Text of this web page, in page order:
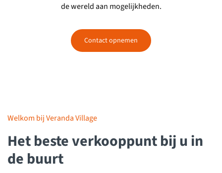
de wereld aan mogelijkheden.
Contact opnemen
Welkom bij Veranda Village
Het beste verkooppunt bij u in
de buurt